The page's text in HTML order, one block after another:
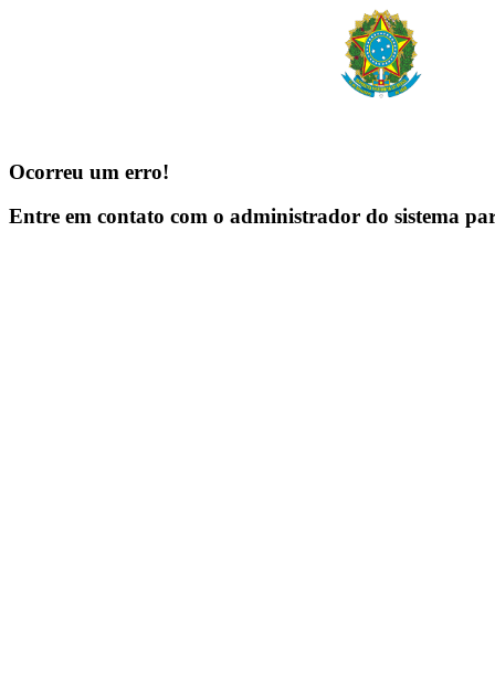
Ocorreu um erro!
Entre em contato com o administrador do sistema